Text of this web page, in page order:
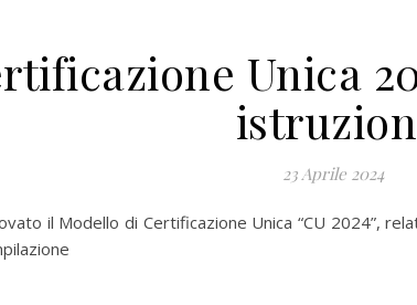
Unica
23 Aprile 2024
il Modello di Certificazione Unica “CU 2024”,